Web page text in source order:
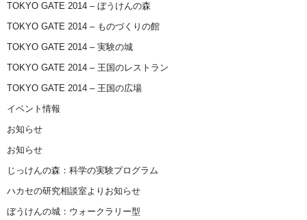
TOKYO GATE 2014 – ぼうけんの森
TOKYO GATE 2014 – ものづくりの館
TOKYO GATE 2014 – 実験の城
TOKYO GATE 2014 – 王国のレストラン
TOKYO GATE 2014 – 王国の広場
イベント情報
お知らせ
お知らせ
じっけんの森：科学の実験プログラム
ハカセの研究相談室よりお知らせ
ぼうけんの城：ウォークラリー型